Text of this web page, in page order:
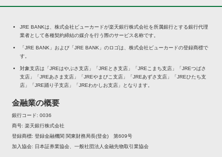
JRE BANKは、株式会社ビューカードが楽天銀行株式会社を所属銀行とする銀行代理
業者として各種契約締結の媒介を行う際のサービス名称です。
「JRE BANK」および「JRE BANK」のロゴは、株式会社ビューカードの登録商標で
す。
対象支店は「JREはやぶさ支店」「JREとき支店」「JREこまち支店」「JREつばさ
支店」「JREあさま支店」「JREやまびこ支店」「JREあずさ支店」「JREひたち支
店」「JRE踊り子支店」「JREわかしお支店」となります。
金融業の概要
銀行コード
0036
商号 楽天銀行株式会社
登録商標 登録金融機関 関東財務局長(登金) 第609号
加入協会
日本証券業協会、一般社団法人金融先物取引業協会